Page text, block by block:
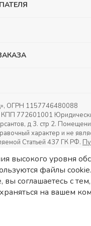
ОГРН 1157746480088
772601001
д 3. стр 2.
характер и не
Статьей 437 ГК РФ.
высокого уровня
файлы
вы соглашаетесь с
на вашем